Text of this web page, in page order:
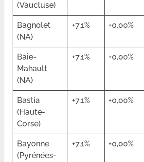
(Vaucluse)
Bagnolet
(NA)
+7,1% +0,00%
Baie-
Mahault
(NA)
+7,1% +0,00%
Bastia
(Haute-
Corse)
+7,1% +0,00%
Bayonne
(Pyrénées-
+7,1% +0,00%